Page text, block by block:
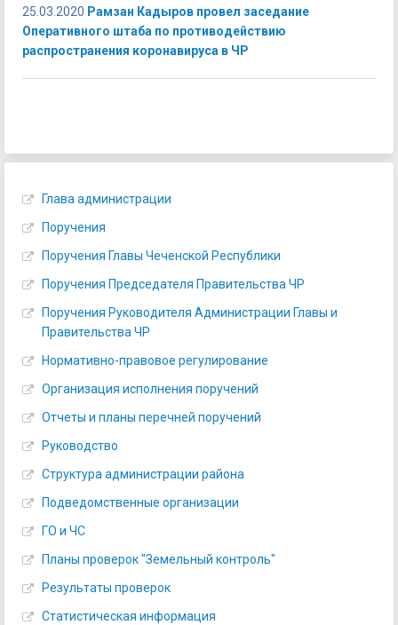
25.03.2020 Рамзан Кадыров провел заседание
Оперативного штаба по противодействию
распространения коронавируса в ЧР
Глава администрации
Поручения
Поручения Главы Чеченской Республики
Поручения Председателя Правительства ЧР
Поручения Руководителя Администрации Главы и
Правительства ЧР
Нормативно-правовое регулирование
Организация исполнения поручений
Отчеты и планы перечней поручений
Руководство
Структура администрации района
Подведомственные организации
ГО и ЧС
Планы проверок "Земельный контроль"
Результаты проверок
Статистическая информация